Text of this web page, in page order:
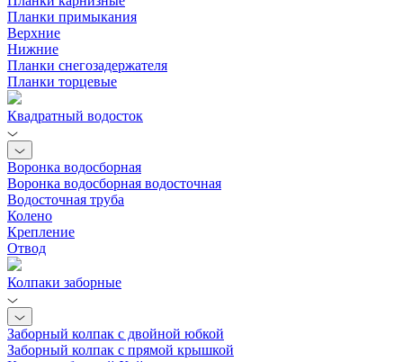
Планки примыкания
Верхние
Нижние
Планки снегозадержателя
Планки торцевые
Квадратный водосток
Воронка водосборная
Воронка водосборная водосточная
Водосточная труба
Колено
Крепление
Отвод
Колпаки заборные
Заборный колпак с двойной юбкой
Заборный колпак с прямой крышкой